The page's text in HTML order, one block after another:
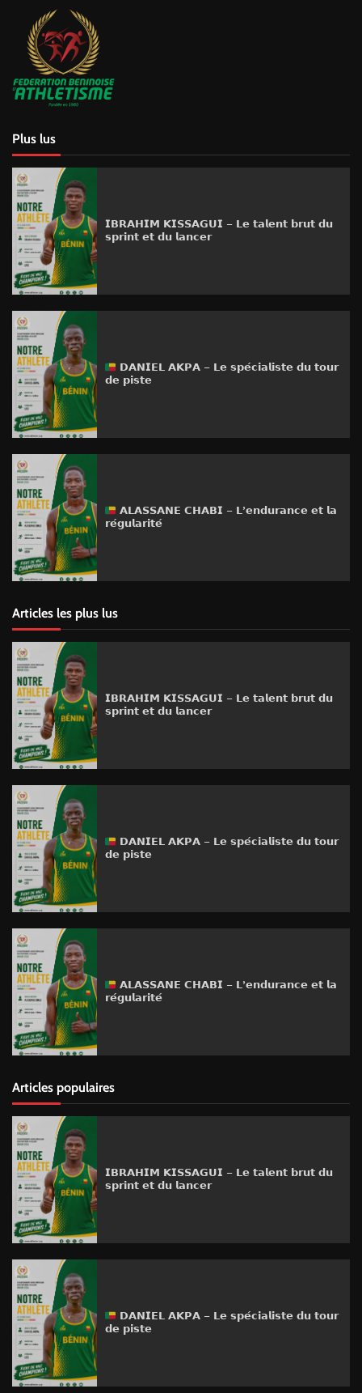
Plus lus
𝗜𝗕𝗥𝗔𝗛𝗜𝗠 𝗞𝗜𝗦𝗦𝗔𝗚𝗨𝗜 – 𝗟𝗲 𝘁𝗮𝗹𝗲𝗻𝘁 𝗯𝗿𝘂𝘁 𝗱𝘂
𝘀𝗽𝗿𝗶𝗻𝘁 𝗲𝘁 𝗱𝘂 𝗹𝗮𝗻𝗰𝗲𝗿
𝗗𝗔𝗡𝗜𝗘𝗟 𝗔𝗞𝗣𝗔 – 𝗟𝗲 𝘀𝗽𝗲́𝗰𝗶𝗮𝗹𝗶𝘀𝘁𝗲 𝗱𝘂 𝘁𝗼𝘂𝗿
𝗱𝗲 𝗽𝗶𝘀𝘁𝗲
𝗔𝗟𝗔𝗦𝗦𝗔𝗡𝗘 𝗖𝗛𝗔𝗕𝗜 – 𝗟’𝗲𝗻𝗱𝘂𝗿𝗮𝗻𝗰𝗲 𝗲𝘁 𝗹𝗮
𝗿𝗲́𝗴𝘂𝗹𝗮𝗿𝗶𝘁𝗲́
Articles les plus lus
𝗜𝗕𝗥𝗔𝗛𝗜𝗠 𝗞𝗜𝗦𝗦𝗔𝗚𝗨𝗜 – 𝗟𝗲 𝘁𝗮𝗹𝗲𝗻𝘁 𝗯𝗿𝘂𝘁 𝗱𝘂
𝘀𝗽𝗿𝗶𝗻𝘁 𝗲𝘁 𝗱𝘂 𝗹𝗮𝗻𝗰𝗲𝗿
𝗗𝗔𝗡𝗜𝗘𝗟 𝗔𝗞𝗣𝗔 – 𝗟𝗲 𝘀𝗽𝗲́𝗰𝗶𝗮𝗹𝗶𝘀𝘁𝗲 𝗱𝘂 𝘁𝗼𝘂𝗿
𝗱𝗲 𝗽𝗶𝘀𝘁𝗲
𝗔𝗟𝗔𝗦𝗦𝗔𝗡𝗘 𝗖𝗛𝗔𝗕𝗜 – 𝗟’𝗲𝗻𝗱𝘂𝗿𝗮𝗻𝗰𝗲 𝗲𝘁 𝗹𝗮
𝗿𝗲́𝗴𝘂𝗹𝗮𝗿𝗶𝘁𝗲́
Articles populaires
𝗜𝗕𝗥𝗔𝗛𝗜𝗠 𝗞𝗜𝗦𝗦𝗔𝗚𝗨𝗜 – 𝗟𝗲 𝘁𝗮𝗹𝗲𝗻𝘁 𝗯𝗿𝘂𝘁 𝗱𝘂
𝘀𝗽𝗿𝗶𝗻𝘁 𝗲𝘁 𝗱𝘂 𝗹𝗮𝗻𝗰𝗲𝗿
𝗗𝗔𝗡𝗜𝗘𝗟 𝗔𝗞𝗣𝗔 – 𝗟𝗲 𝘀𝗽𝗲́𝗰𝗶𝗮𝗹𝗶𝘀𝘁𝗲 𝗱𝘂 𝘁𝗼𝘂𝗿
𝗱𝗲 𝗽𝗶𝘀𝘁𝗲